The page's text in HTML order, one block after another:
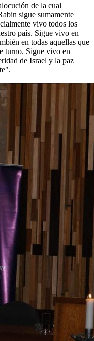
de la cual
sigue sumamente
vivo todos los
país. Sigue vivo en
en todas aquellas que
turno. Sigue vivo en
de Israel y la paz